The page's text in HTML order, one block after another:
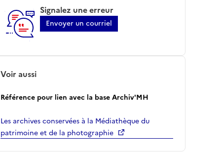
Signalez une erreur
Envoyer un courriel
Voir aussi
Référence pour lien avec la base Archiv'MH
Les archives conservées à la Médiathèque du
patrimoine et de la photographie